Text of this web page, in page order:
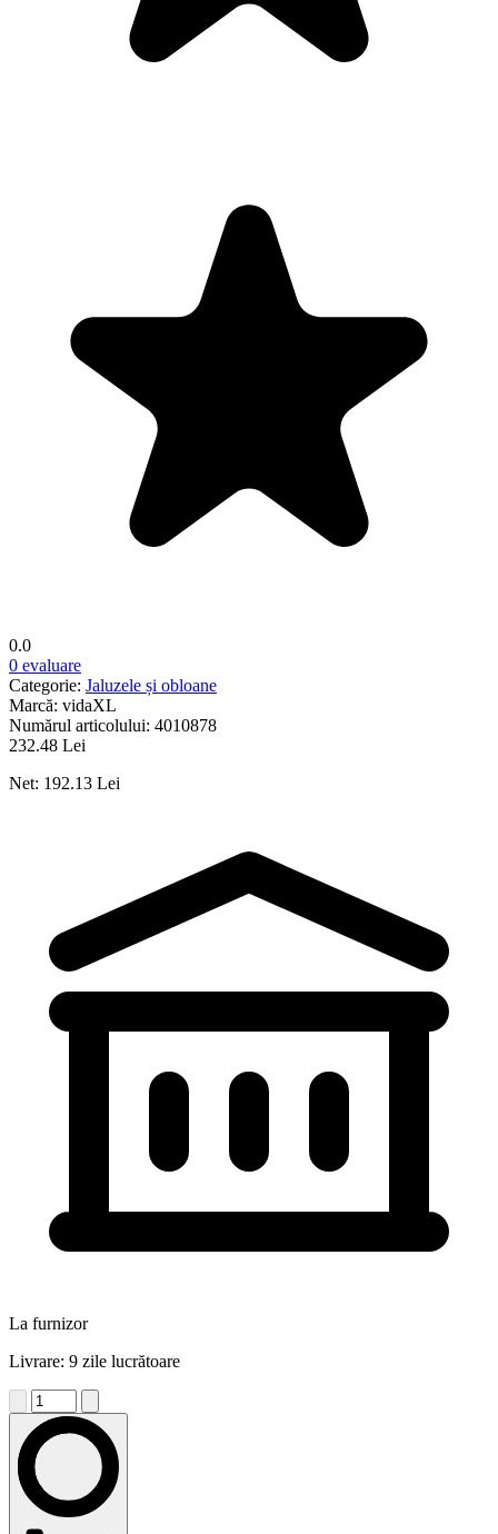
0.0
0 evaluare
Categorie: Jaluzele și obloane
Marcă: vidaXL
Numărul articolului: 4010878
232.48 Lei
Net: 192.13 Lei
La furnizor
Livrare: 9 zile lucrătoare